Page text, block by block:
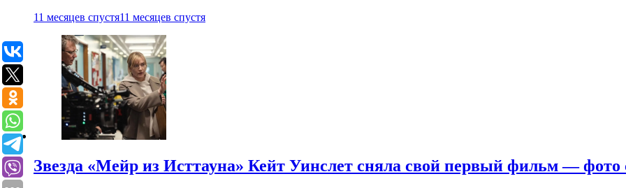
11 месяцев спустя11 месяцев спустя
Звезда «Мейр из Исттауна» Кейт Уинслет сняла свой первый фильм — фото